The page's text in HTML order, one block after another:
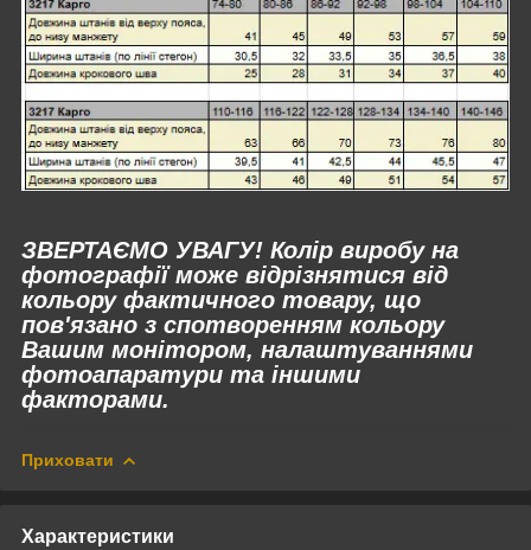
ЗВЕРТАЄМО УВАГУ! Колір виробу на
фотографії може відрізнятися від
кольору фактичного товару, що
пов'язано з спотворенням кольору
Вашим монітором, налаштуваннями
фотоапаратури та іншими
факторами.
Приховати
Характеристики